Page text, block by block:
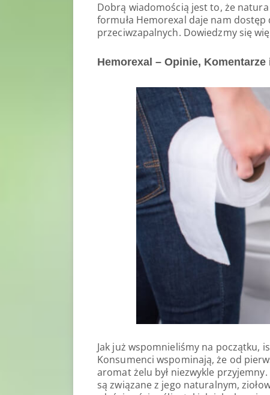
Dobrą wiadomością jest to, że
formuła Hemorexal daje nam dostęp
przeciwzapalnych. Dowiedzmy się
Hemorexal – Opinie,
Jak już wspomnieliśmy na początku,
Konsumenci wspominają, że od
aromat żelu był niezwykle
są związane z jego naturalnym,